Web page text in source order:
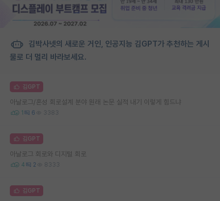
김박사넷의 새로운 거인, 인공지능 김GPT가 추천하는 게시
물로 더 멀리 바라보세요.
김GPT
아날로그/혼성 회로설계 분야 원래 논문 실적 내기 이렇게 힘드냐
1 6 3383
김GPT
아날로그 회로와 디지털 회로
4 2 8333
김GPT